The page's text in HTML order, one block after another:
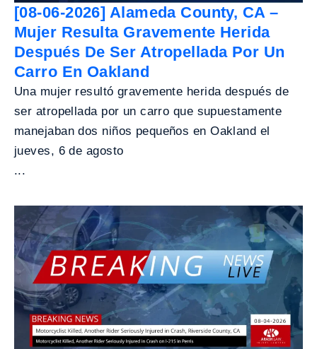
[08-06-2026] Alameda County, CA –
Mujer Resulta Gravemente Herida
Después De Ser Atropellada Por Un
Carro En Oakland
Una mujer resultó gravemente herida después de
ser atropellada por un carro que supuestamente
manejaban dos niños pequeños en Oakland el
jueves, 6 de agosto
...